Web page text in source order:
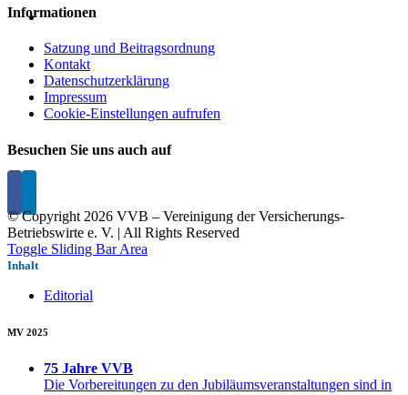
Informationen
Satzung und Beitragsordnung
Kontakt
Datenschutzerklärung
Impressum
Cookie-Einstellungen aufrufen
Besuchen Sie uns auch auf
© Copyright 2026 VVB – Vereinigung der Versicherungs-
Betriebswirte e. V. | All Rights Reserved
Toggle Sliding Bar Area
Inhalt
Editorial
MV 2025
75 Jahre VVB
Die Vorbereitungen zu den Jubiläumsveranstaltungen sind in